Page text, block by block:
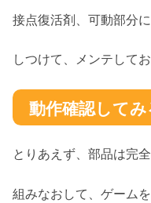
接点復活剤、可動部分
しつけて、メンテしてお
動作確認してみ
とりあえず、部品は完
組みなおして、ゲーム